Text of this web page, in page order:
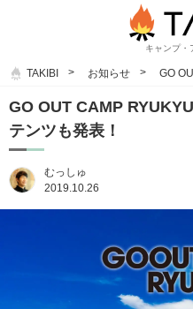
キャンプ・
TAKIBI お知らせ GO
GO OUT CAMP
テンツも発表！
むっしゅ
2019.10.26